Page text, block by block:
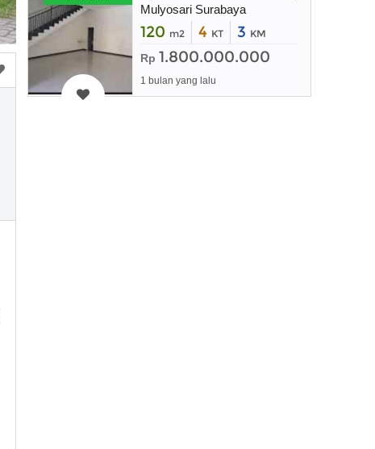
Mulyosari Surabaya
120 m2 4 KT 3 KM
Rp 1.800.000.000
1 bulan yang lalu